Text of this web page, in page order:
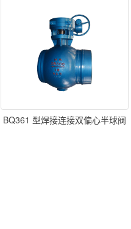
BQ361 型焊接连接双偏心半球阀